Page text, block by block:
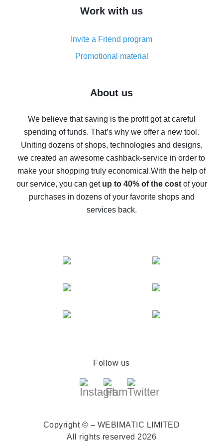
simple methods
8% cash back on AliExpress - saving real money is a
real thing
Five ways to get the most cash back on AliExpress
back
10% cash back on AliExpress - the impossible is
possible
The best cash back on AliExpress - how to find it
The best cash back service for AliExpress - let's
compare offers
Work with us
Invite a Friend program
Promotional material
About us
We believe that saving is the profit got at careful
spending of funds. That’s why we offer a new tool.
Uniting dozens of shops, technologies and designs,
we created an awesome cashback-service in order to
make your shopping truly economical.With the help of
our service, you can get up to 40% of the costof your
purchases in dozens of your favorite shops and
services back.
Follow us
Copyright © – WEBIMATIC LIMITED
All rights reserved 2026